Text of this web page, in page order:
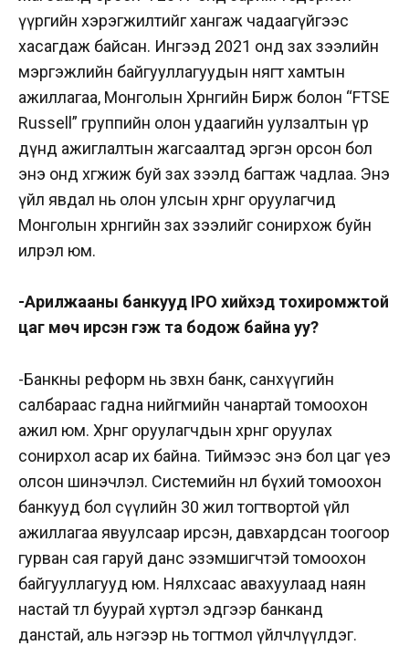
үүргийн хэрэгжилтийг хангаж чадаагүйгээс
хасагдаж байсан. Ингээд 2021 онд зах зээлийн
мэргэжлийн байгууллагуудын нягт хамтын
ажиллагаа, Монголын Хөрөнгийн Бирж болон “FTSE
Russell” группийн олон удаагийн уулзалтын үр
дүнд ажиглалтын жагсаалтад эргэн орсон бол
энэ онд хөгжиж буй зах зээлд багтаж чадлаа. Энэ
үйл явдал нь олон улсын хөрөнгө оруулагчид
Монголын хөрөнгийн зах зээлийг сонирхож буйн
илрэл юм.
-Арилжааны банкууд IPO хийхэд тохиромжтой
цаг мөч ирсэн гэж та бодож байна уу?
-Банкны реформ нь зөвхөн банк, санхүүгийн
салбараас гадна нийгмийн чанартай томоохон
ажил юм. Хөрөнгө оруулагчдын хөрөнгө оруулах
сонирхол асар их байна. Тиймээс энэ бол цаг үеэ
олсон шинэчлэл. Системийн нөлөө бүхий томоохон
банкууд бол сүүлийн 30 жил тогтвортой үйл
ажиллагаа явуулсаар ирсэн, давхардсан тоогоор
гурван сая гаруй данс эзэмшигчтэй томоохон
байгууллагууд юм. Нялхсаас авахуулаад наян
настай өтөл буурай хүртэл эдгээр банканд
данстай, аль нэгээр нь тогтмол үйлчлүүлдэг.